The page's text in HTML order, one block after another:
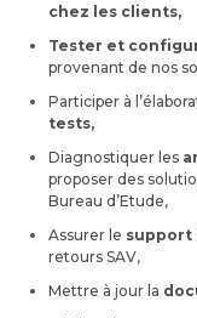
chez les clients,
Tester et
provenant de nos
Participer à
tests,
Diagnostiquer les
proposer des
Bureau d’Etude,
Assurer le support
retours SAV,
Mettre à jour la